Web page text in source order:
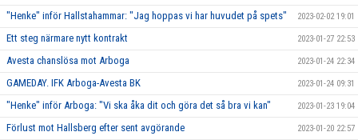
"Henke" inför Hallstahammar: "Jag hoppas vi har huvudet på spets" 2023-02-02 19:01
Ett steg närmare nytt kontrakt 2023-01-27 22:53
Avesta chanslösa mot Arboga 2023-01-24 22:34
GAMEDAY. IFK Arboga-Avesta BK 2023-01-24 09:31
"Henke" inför Arboga: "Vi ska åka dit och göra det så bra vi kan" 2023-01-23 19:04
Förlust mot Hallsberg efter sent avgörande 2023-01-20 22:57